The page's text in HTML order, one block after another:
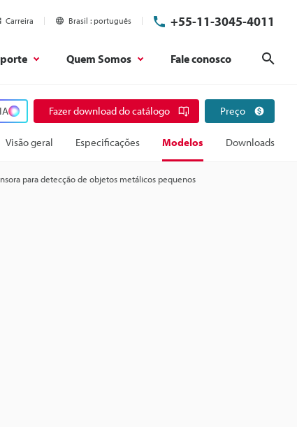
Carreira Brasil português +55-11-3045-4011
Quem Somos Fale conosco
Fazer download do catálogo Preço
Visão geral Especificações Modelos Downloads
para detecção de objetos metálicos pequenos